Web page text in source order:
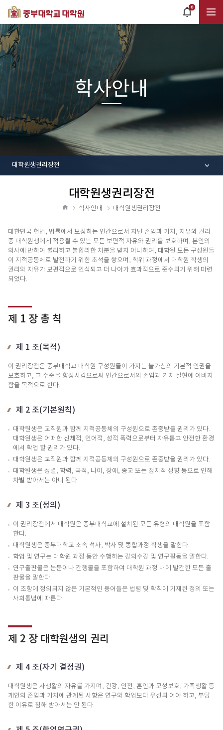
0
학사안내
대학원생권리장전
대학원생권리장전
학사안내 대학원생권리장전
기
대한민국 헌법, 법률에서 보장하는 인간으로서 지닌 존엄과 가치, 자유와 권리
중 대학원생에게 적용될 수 있는 모든 보편적 자유와 권리를 보호하며, 본인의
의사에 반하여 불리하고 불합리한 처분을 받지 아니하며, 대학원 모든 구성원들
이 지적공동체로 발전하기 위한 초석을 쌓으며, 학위 과정에서 대학원 학생의
권리와 자유가 보편적으로 인식되고 더 나아가 효과적으로 준수되기 위해 마련
되었다.
제 1 장 총 칙
제 1 조(목적)
이 권리장전은 중부대학교 대학원 구성원들이 가지는 불가침의 기본적 인권을
보호하고, 그 수준을 향상시킴으로써 인간으로서의 존엄과 가치 실현에 이바지
함을 목적으로 한다.
제 2 조(기본원칙)
대학원생은 교직원과 함께 지적공동체의 구성원으로 존중받을 권리가 있다.
대학원생은 어떠한 신체적, 언어적, 성적 폭력으로부터 자유롭고 안전한 환경
에서 학업 할 권리가 있다.
대학원생은 교직원과 함께 지적공동체의 구성원으로 존중받을 권리가 있다.
대학원생은 성별, 학력, 국적, 나이, 장애, 종교 또는 정치적 성향 등으로 인해
차별 받아서는 아니 된다.
제 3 조(정의)
이 권리장전에서 대학원은 중부대학교에 설치된 모든 유형의 대학원을 포함
한다.
대학원생은 중부대학교 소속 석사, 박사 및 통합과정 학생을 말한다.
학업 및 연구는 대학원 과정 동안 수행하는 강의수강 및 연구활동을 말한다.
연구출판물은 논문이나 간행물을 포함하여 대학원 과정 내에 발간한 모든 출
판물을 말한다.
이 조항에 정의되지 않은 기본적인 용어들은 법령 및 학칙에 기재된 정의 또는
사회통념에 따른다.
제 2 장 대학원생의 권리
제 4 조(자기 결정권)
대학원생은 사생활의 자유를 가지며, 건강, 안전, 혼인과 모성보호, 가족생활 등
개인의 존엄과 가치에 관계된 사항은 연구와 학업보다 우선되 어야 하고, 부당
한 이유로 침해 받아서는 안 된다.